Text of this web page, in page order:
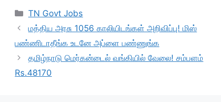
c
e
b
o
o
at
s
A
p
e
gr
a
m
e
Categories
TN Govt Jobs
மத்திய அரசு 1056 காலியிடங்கள் அறிவிப்பு! மிஸ்
பண்ணிடாதீங்க உடனே அப்ளை பண்ணுங்க
தமிழ்நாடு மெர்கன்டைல் வங்கியில் வேலை! சம்பளம்
Rs.48170